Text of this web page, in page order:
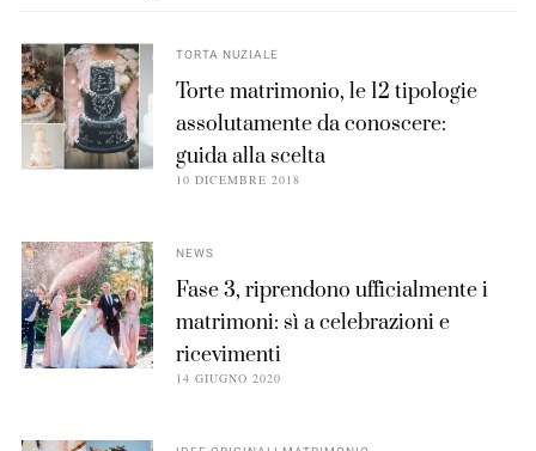
TORTA NUZIALE
Torte matrimonio, le 12 tipologie
assolutamente da conoscere:
guida alla scelta
10 DICEMBRE 2018
NEWS
Fase 3, riprendono ufficialmente i
matrimoni: sì a celebrazioni e
ricevimenti
14 GIUGNO 2020